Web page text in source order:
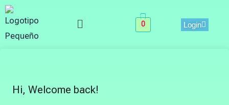
Skip
to
content
Menu 0 Login
Hi, Welcome back!